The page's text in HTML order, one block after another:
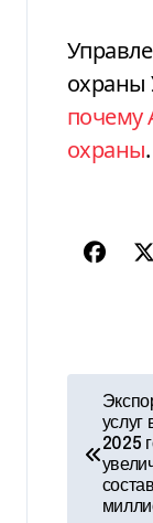
охраны
почему
охраны.
услуг
2025